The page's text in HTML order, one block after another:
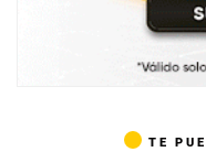
TE